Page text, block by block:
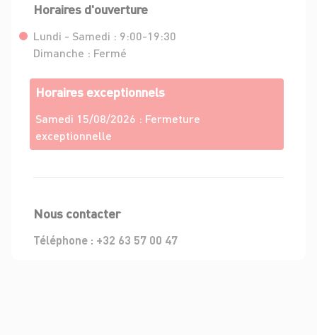
Horaires d'ouverture
Lundi - Samedi : 9:00-19:30
Dimanche : Fermé
Horaires exceptionnels
Samedi 15/08/2026 : Fermeture
exceptionnelle
Nous contacter
Téléphone : +32 63 57 00 47